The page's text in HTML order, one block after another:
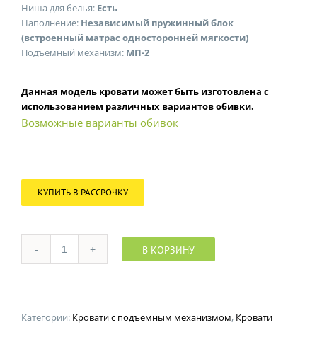
Ниша для белья: Есть
Наполнение: Независимый пружинный блок
(встроенный матрас односторонней мягкости)
Подъемный механизм: МП-2
Данная модель кровати может быть изготовлена с
использованием различных вариантов обивки.
Возможные варианты обивок
КУПИТЬ В РАССРОЧКУ
Количество В КОРЗИНУ
Категории: Кровати с подъемным механизмом, Кровати